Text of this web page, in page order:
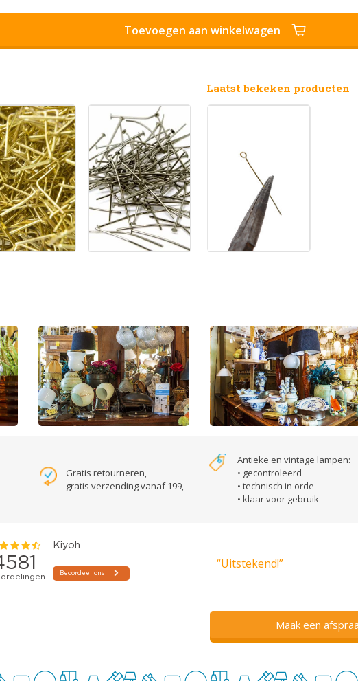
Toevoegen aan winkelwagen
Laatst bekeken producten
Gratis retourneren,
gratis verzending vanaf 199,-
Antieke en vintage lampen:
• gecontroleerd
• technisch in orde
• klaar voor gebruik
“Uitstekend!”
Maak een